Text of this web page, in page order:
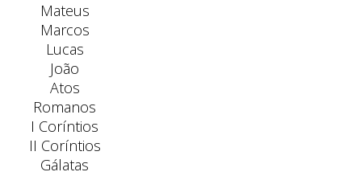
Mateus
Marcos
Lucas
João
Atos
Romanos
I Coríntios
II Coríntios
Gálatas